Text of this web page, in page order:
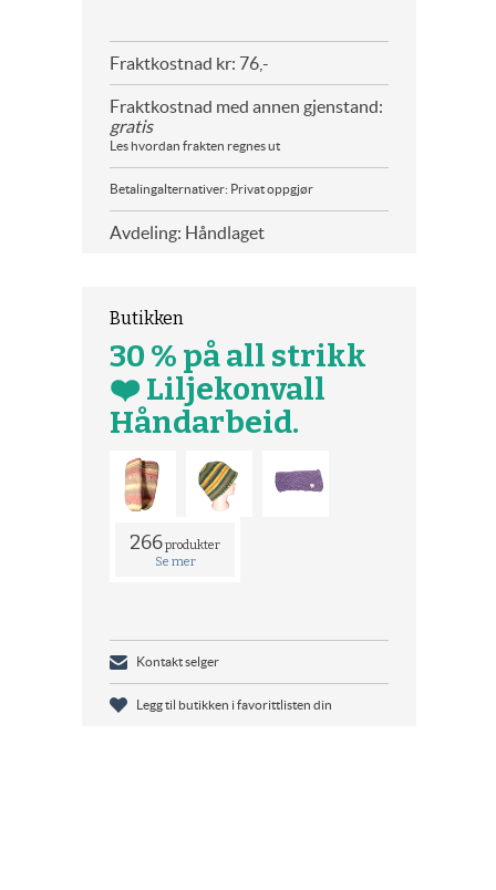
Fraktkostnad kr: 76,-
Fraktkostnad med annen gjenstand:
gratis
Les hvordan frakten regnes ut
Betalingalternativer: Privat oppgjør
Avdeling: Håndlaget
Butikken
30 % på all strikk
❤️ Liljekonvall
Håndarbeid.
266produkter
Se mer
Kontakt selger
Legg til butikken i favorittlisten din